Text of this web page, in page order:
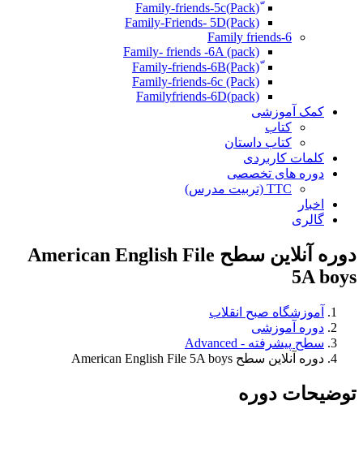
ّ(Pack)Family-friends-5c
Family-Friends- 5D(Pack)
Family friends-6
Family- friends -6A (pack)
Family-friends-6c (Pack)
Familyfriends-6D(pack)
کمک آموزشی
کتاب
کتاب داستان
کلمات کاربردی
دوره های تخصصی
TTC (تربیت مدرس)
اخبار
گالری
دوره آنلاین سطح American English File
5A boys
آموزشگاه صبح انقلاب
دوره آموزشی
سطح پیشرفته - Advanced
دوره آنلاین سطح American English File 5A boys
توضیحات دوره